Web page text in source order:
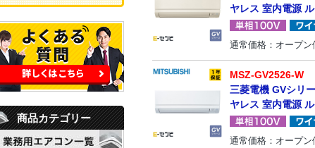
ヤレス 室内電源
通常価格：オープン
MSZ-GV2526-W
三菱電機 GVシリ
ヤレス 室内電源
通常価格：オープン
商品カテゴリー